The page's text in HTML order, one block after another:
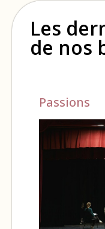
Les
de nos
Passions